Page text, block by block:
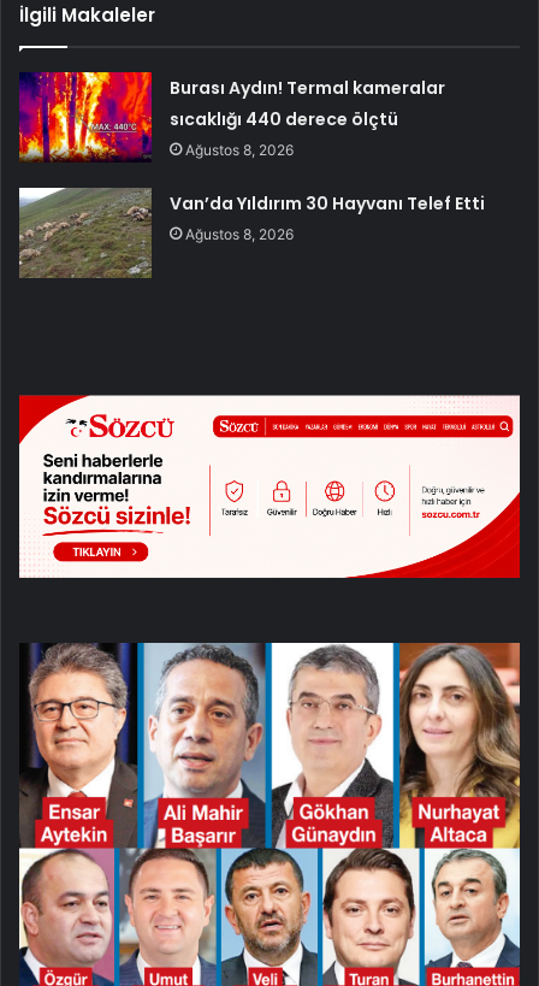
İlgili Makaleler
Burası Aydın! Termal kameralar
sıcaklığı 440 derece ölçtü
Ağustos 8, 2026
Van’da Yıldırım 30 Hayvanı Telef Etti
Ağustos 8, 2026